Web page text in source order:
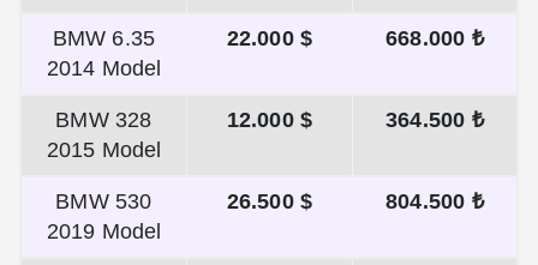
BMW 6.35
2014 Model
22.000 $ 668.000 ₺
BMW 328
2015 Model
12.000 $ 364.500 ₺
BMW 530
2019 Model
26.500 $ 804.500 ₺